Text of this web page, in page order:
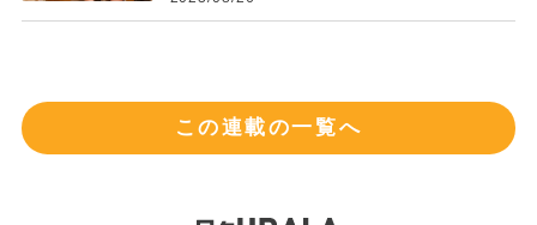
この連載の一覧へ